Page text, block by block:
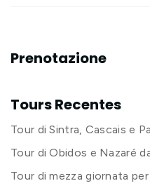
Prenotazione
Tours Recentes
Tour di Sintra, Cascais e
Tour di Obidos e Nazaré
Tour di mezza giornata